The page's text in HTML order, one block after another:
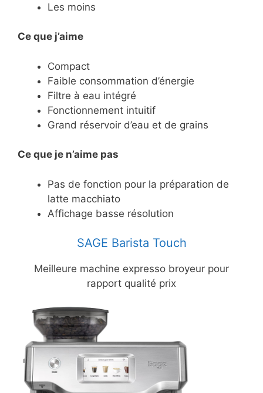
Les moins
Ce que j’aime
Compact
Faible consommation d’énergie
Filtre à eau intégré
Fonctionnement intuitif
Grand réservoir d’eau et de grains
Ce que je n’aime pas
Pas de fonction pour la préparation de
latte macchiato
Affichage basse résolution
SAGE Barista Touch
Meilleure machine expresso broyeur pour
rapport qualité prix